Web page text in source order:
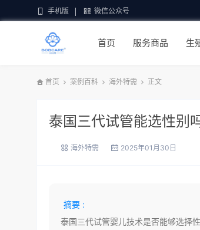
手机版 微信公众号
首页 服务商品 生
首页 案例百科 海外特需 正文
泰国三代试管能选性别
海外特需 2025年01月30日
摘要 :
泰国三代试管婴儿技术是否能够选择